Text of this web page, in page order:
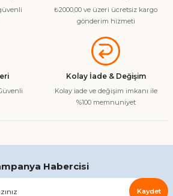
bozuk veya görüntülenemiyor.
bulunuyor.
daha pahalı.
Gönder
₺2000,00 ve üzeri ücretsiz kargo
gönderim hizmeti
Kolay İade & Değişim
Kolay iade ve değişim imkanı ile
%100 memnuniyet
Habercisi
Kaydet